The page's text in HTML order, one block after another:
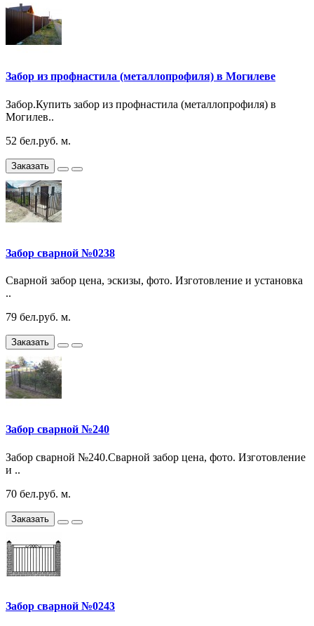
Забор из профнастила (металлопрофиля) в Могилеве
Забор.Купить забор из профнастила (металлопрофиля) в
Могилев..
52 бел.руб. м.
Заказать
Забор сварной №0238
Сварной забор цена, эскизы, фото. Изготовление и установка
..
79 бел.руб. м.
Заказать
Забор сварной №240
Забор сварной №240.Сварной забор цена, фото. Изготовление
и ..
70 бел.руб. м.
Заказать
Забор сварной №0243